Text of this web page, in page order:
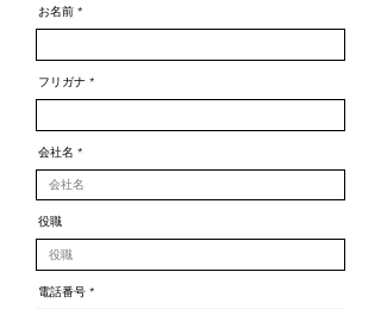
お名前
フリガナ
会社名
役職
電話番号